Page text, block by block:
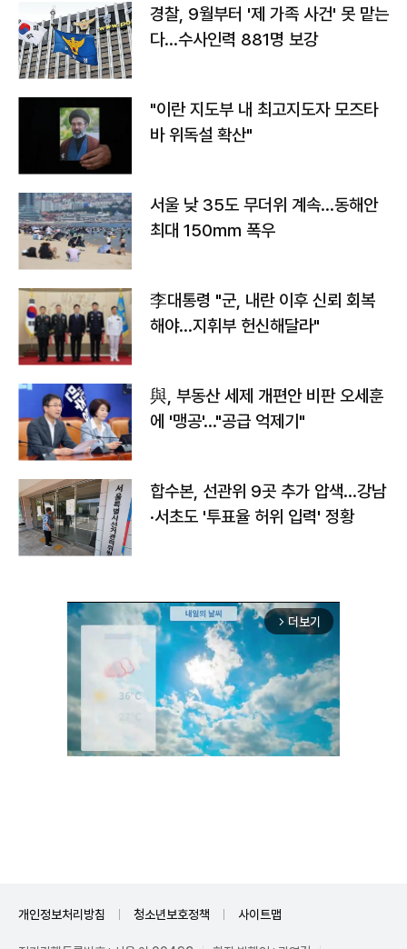
경찰, 9월부터 '제 가족 사건' 못 맡는
다…수사인력 881명 보강
"이란 지도부 내 최고지도자 모즈타
바 위독설 확산"
서울 낮 35도 무더위 계속…동해안
최대 150㎜ 폭우
李대통령 "군, 내란 이후 신뢰 회복
해야…지휘부 헌신해달라"
與, 부동산 세제 개편안 비판 오세훈
에 '맹공'…"공급 억제기"
합수본, 선관위 9곳 추가 압색…강남
·서초도 '투표율 허위 입력' 정황
arrow_forward_ios 더보기
개인정보처리방침 청소년보호정책 사이트맵